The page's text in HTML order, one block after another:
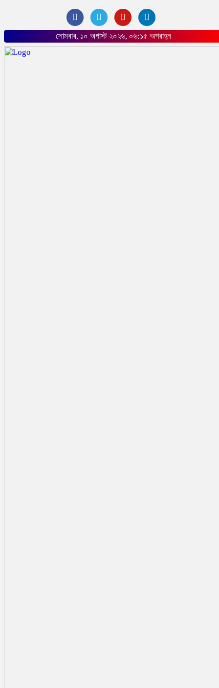
সোমবার, ১০ অগাস্ট ২০২৬, ০৬:১৫ অপরাহ্ন